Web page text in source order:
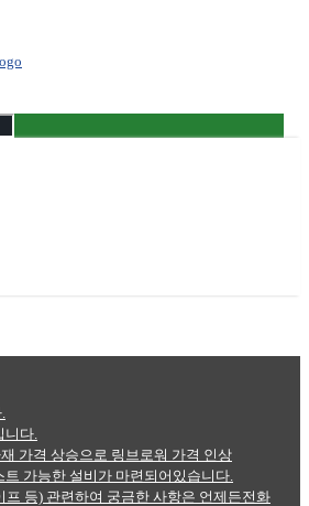
니다.
가격 상승으로 링브로워 가격 인상
가능한 설비가 마련되어있습니다.
프 등) 관련하여 궁금한 사항은 언제든전화